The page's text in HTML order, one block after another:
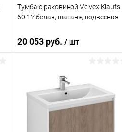
Тумба с раковиной Velvex Klaufs
60.1Y белая, шатанэ, подвесная
20 053 руб. / шт
В корзину
Купить в 1 клик Сравнение